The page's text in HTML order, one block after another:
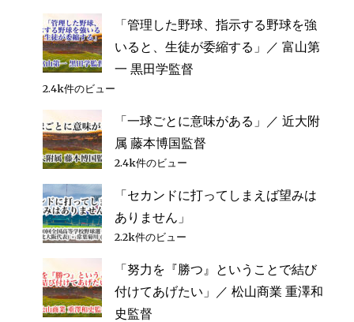
嘉
公
也
監
の
「管理した野球、指示する野球を強
いると、生徒が委縮する」／ 富山第
一 黒田学監督
2.4k件のビュー
「一球ごとに意味がある」／ 近大附
属 藤本博国監督
2.4k件のビュー
「セカンドに打ってしまえば望みは
ありません」
2.2k件のビュー
「努力を『勝つ』ということで結び
付けてあげたい」／ 松山商業 重澤和
史監督